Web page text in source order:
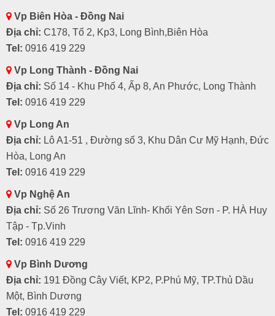
Vp Biên Hòa - Đồng Nai
Địa chỉ: C178, Tổ 2, Kp3, Long Bình,Biên Hòa
Tel: 0916 419 229
Vp Long Thành - Đồng Nai
Địa chỉ: Số 14 - Khu Phố 4, Ấp 8, An Phước, Long Thành
Tel: 0916 419 229
Vp Long An
Địa chỉ: Lô A1-51 , Đường số 3, Khu Dân Cư Mỹ Hạnh, Đức
Hòa, Long An
Tel: 0916 419 229
Vp Nghệ An
Địa chỉ: Số 26 Trương Văn Lĩnh- Khối Yên Sơn - P. HÀ Huy
Tập - Tp.Vinh
Tel: 0916 419 229
Vp Bình Dương
Địa chỉ: 191 Đồng Cây Viết, KP2, P.Phú Mỹ, TP.Thủ Dầu
Một, Bình Dương
Tel: 0916 419 229